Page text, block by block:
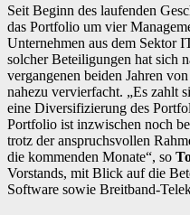
Seit Beginn des laufenden
das Portfolio um vier
Unternehmen aus dem Sektor
solcher Beteiligungen hat sich
vergangenen beiden Jahren
nahezu vervierfacht. „Es zahlt
eine Diversifizierung des
Portfolio ist inzwischen noch
trotz der anspruchsvollen
die kommenden Monate“, so
Vorstands, mit Blick auf die
Software sowie Breitband-